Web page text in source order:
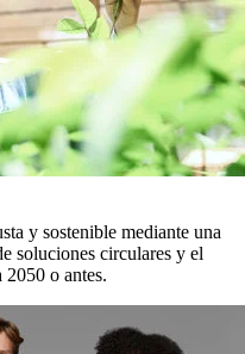
y sostenible mediante una
soluciones circulares y el
o antes.